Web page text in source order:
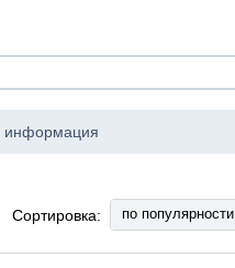
информация
Сортировка: по популярности